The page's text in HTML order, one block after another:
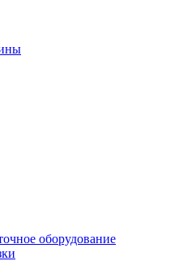
оборудование